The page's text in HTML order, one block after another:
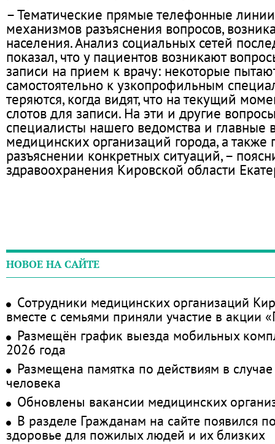
– Тематические прямые телефонные
механизмов разъяснения вопросов,
населения. Анализ социальных сетей
показал, что у пациентов возникают
записи на прием к врачу: некоторые
самостоятельно к узкопрофильным
теряются, когда видят, что на текущий
слотов для записи. На эти и другие
специалисты нашего ведомства и главные
медицинских организаций города, а также
разъяснении конкретных ситуаций, –
здравоохранения Кировской области
НОВОЕ НА САЙТЕ
Сотрудники медицинских организаций
вместе с семьями приняли участие в акции
Размещён график выезда мобильных
2026 года
Размещена памятка по действиям в
человека
Обновлены вакансии медицинских
В разделе Гражданам на сайте появился
здоровье для пожилых людей и их близких